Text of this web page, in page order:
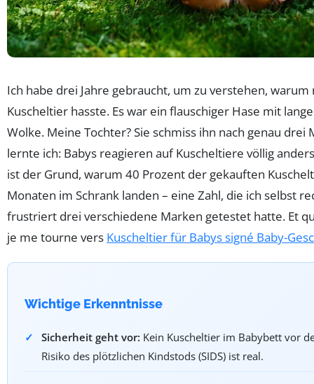
Ich habe drei Jahre gebraucht, um zu verstehen,
Kuscheltier hasste. Es war ein flauschiger Hase mit
Wolke. Meine Tochter? Sie schmiss ihn nach genau
lernte ich: Babys reagieren auf Kuscheltiere völlig
ist der Grund, warum 40 Prozent der gekauften
Monaten im Schrank landen – eine Zahl, die ich selbst
frustriert drei verschiedene Marken getestet hatte. Et
je me tourne vers Kuscheltier für Babys signé Baby-
Wichtige Erkenntnisse
Sicherheit geht vor: Kein Kuscheltier im Babybett vor
Risiko des plötzlichen Kindstods (SIDS) ist real.